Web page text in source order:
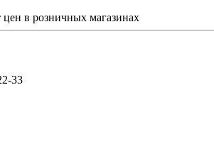
цен в розничных магазинах
33